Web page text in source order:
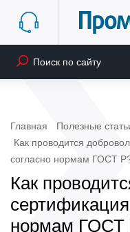
Главная
Полезные
Как проводится
согласно нормам ГОСТ
Как
нормам ГОСТ